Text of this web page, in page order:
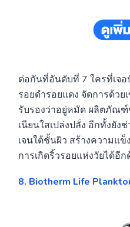
ต่อกันที่อันดับที่ 7 ใครที่เจ
รอยดำรอยแดง จัดการด้ว
รับรองว่าอยู่หมัด ผลิตภัณฑ์
เนียนใสเปล่งปลั่ง อีกทั้งยัง
เจนใต้ชั้นผิว สร้างความแ
การเกิดริ้วรอยแห่งวัยได้อีก
8. Biotherm Life